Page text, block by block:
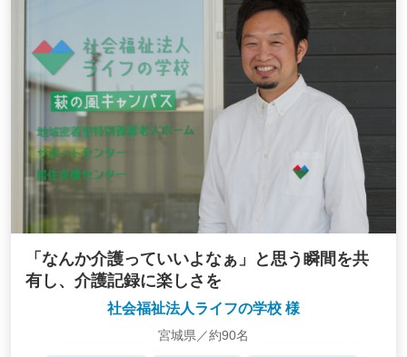
「なんか介護っていいよなぁ」と思う瞬間を共
有し、介護記録に楽しさを
社会福祉法人ライフの学校 様
宮城県／約90名